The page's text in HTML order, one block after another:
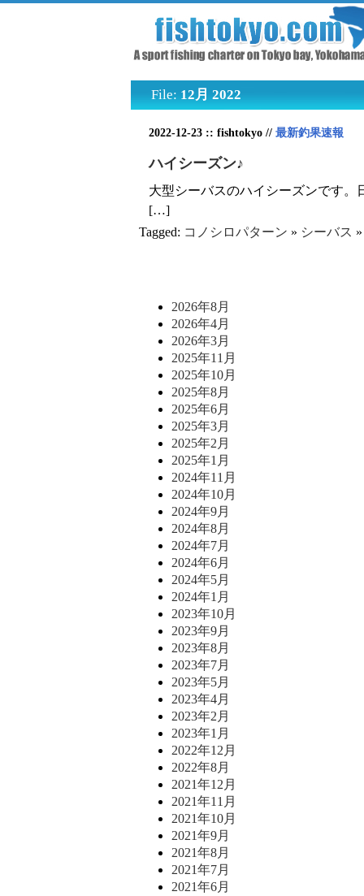
File: 12月 2022
2022-12-23 :: fishtokyo // 最新釣果速報
ハイシーズン♪
大型シーバスのハイシーズンです
[…]
Tagged: コノシロパターン » シーバス
2026年8月
2026年4月
2026年3月
2025年11月
2025年10月
2025年8月
2025年6月
2025年3月
2025年2月
2025年1月
2024年11月
2024年10月
2024年9月
2024年8月
2024年7月
2024年6月
2024年5月
2024年1月
2023年10月
2023年9月
2023年8月
2023年7月
2023年5月
2023年4月
2023年2月
2023年1月
2022年12月
2022年8月
2021年12月
2021年11月
2021年10月
2021年9月
2021年8月
2021年7月
2021年6月